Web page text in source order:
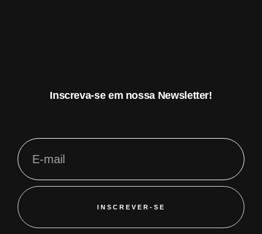
Inscreva-se em nossa Newsletter!
INSCREVER-SE